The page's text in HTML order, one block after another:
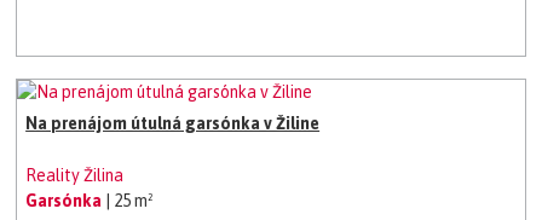
Na prenájom útulná garsónka v Žiline
Reality Žilina
Garsónka
| 25 m²